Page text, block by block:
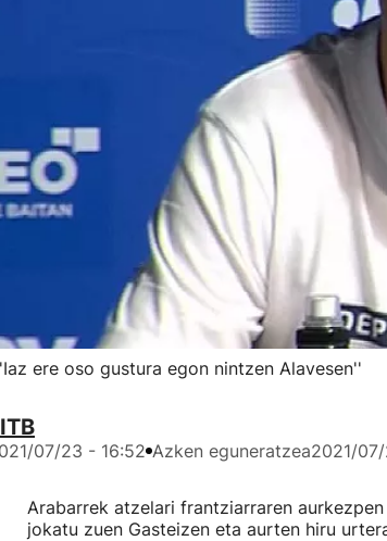
ere oso gustura egon nintzen Alavesen''
07/23 - 16:52 Azken eguneratzea2021/
Arabarrek atzelari frantziarraren
jokatu zuen Gasteizen eta aurten hiru